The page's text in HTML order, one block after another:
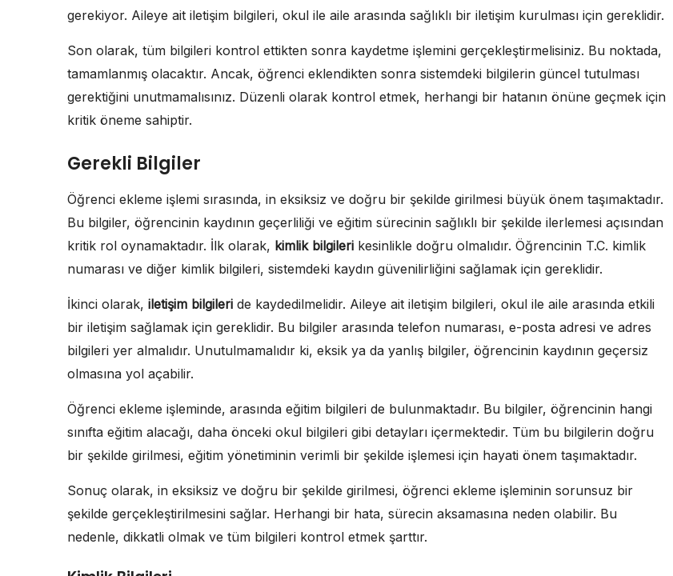
gerekiyor. Aileye ait iletişim bilgileri, okul ile aile arasında sağlıklı bir iletişim kurulması için gereklidir.
Son olarak, tüm bilgileri kontrol ettikten sonra kaydetme işlemini gerçekleştirmelisiniz. Bu noktada,
tamamlanmış olacaktır. Ancak, öğrenci eklendikten sonra sistemdeki bilgilerin güncel tutulması
gerektiğini unutmamalısınız. Düzenli olarak kontrol etmek, herhangi bir hatanın önüne geçmek için
kritik öneme sahiptir.
Gerekli Bilgiler
Öğrenci ekleme işlemi sırasında, in eksiksiz ve doğru bir şekilde girilmesi büyük önem taşımaktadır.
Bu bilgiler, öğrencinin kaydının geçerliliği ve eğitim sürecinin sağlıklı bir şekilde ilerlemesi açısından
kritik rol oynamaktadır. İlk olarak, kimlik bilgileri kesinlikle doğru olmalıdır. Öğrencinin T.C. kimlik
numarası ve diğer kimlik bilgileri, sistemdeki kaydın güvenilirliğini sağlamak için gereklidir.
İkinci olarak, iletişim bilgileri de kaydedilmelidir. Aileye ait iletişim bilgileri, okul ile aile arasında etkili
bir iletişim sağlamak için gereklidir. Bu bilgiler arasında telefon numarası, e-posta adresi ve adres
bilgileri yer almalıdır. Unutulmamalıdır ki, eksik ya da yanlış bilgiler, öğrencinin kaydının geçersiz
olmasına yol açabilir.
Öğrenci ekleme işleminde, arasında eğitim bilgileri de bulunmaktadır. Bu bilgiler, öğrencinin hangi
sınıfta eğitim alacağı, daha önceki okul bilgileri gibi detayları içermektedir. Tüm bu bilgilerin doğru
bir şekilde girilmesi, eğitim yönetiminin verimli bir şekilde işlemesi için hayati önem taşımaktadır.
Sonuç olarak, in eksiksiz ve doğru bir şekilde girilmesi, öğrenci ekleme işleminin sorunsuz bir
şekilde gerçekleştirilmesini sağlar. Herhangi bir hata, sürecin aksamasına neden olabilir. Bu
nedenle, dikkatli olmak ve tüm bilgileri kontrol etmek şarttır.